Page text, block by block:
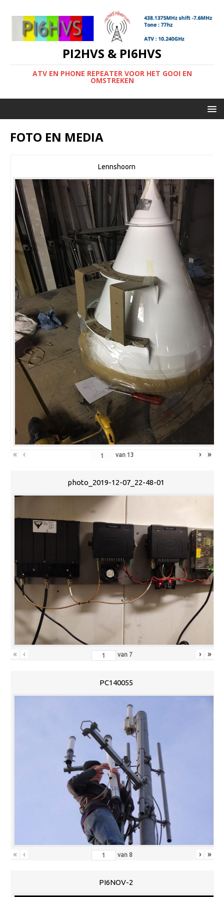
PI2HVS & PI6HVS
ATV EN PHONE REPEATER VOOR HET GOOI EN
OMSTREKEN
FOTO EN MEDIA
Lennshoorn
« ‹ van 13 › »
photo_2019-12-07_22-48-01
« ‹ van 7 › »
PC140055
« ‹ van 8 › »
PI6NOV-2